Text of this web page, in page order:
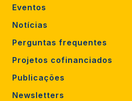
Eventos
Notícias
Perguntas frequentes
Projetos cofinanciados
Publicações
Newsletters